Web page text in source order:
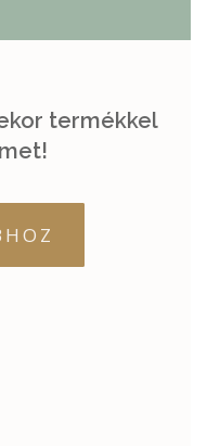
termékkel